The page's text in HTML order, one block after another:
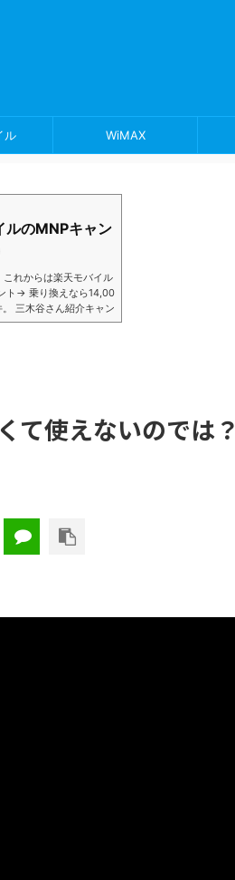
ル WiMAX
ルのMNPキャン
れからは楽天モバイル
ト→ 乗り換えなら14,00
三木谷さん紹介キャン
もOK背水の陣の楽天
て使えないのでは？